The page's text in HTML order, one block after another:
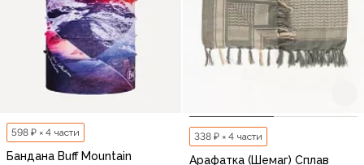
598 ₽ × 4 части
Бандана Buff Mountain
338 ₽ × 4 части
Арафатка (Шемаг) Сплав